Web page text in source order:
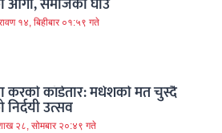
आगो, समाजको घाउ
१४, बिहीबार ०१:५९ गते
करको काँडेतार: मधेशको मत चुस्दै
निर्दयी उत्सव
२८, सोमबार २०:४९ गते